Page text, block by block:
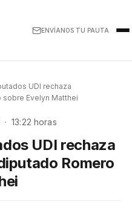
ENVÍANOS TU PAUTA
UDI rechaza
Evelyn Matthei
13:22 horas
UDI rechaza
Romero